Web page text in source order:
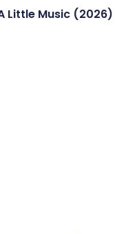
Little Music (2026)